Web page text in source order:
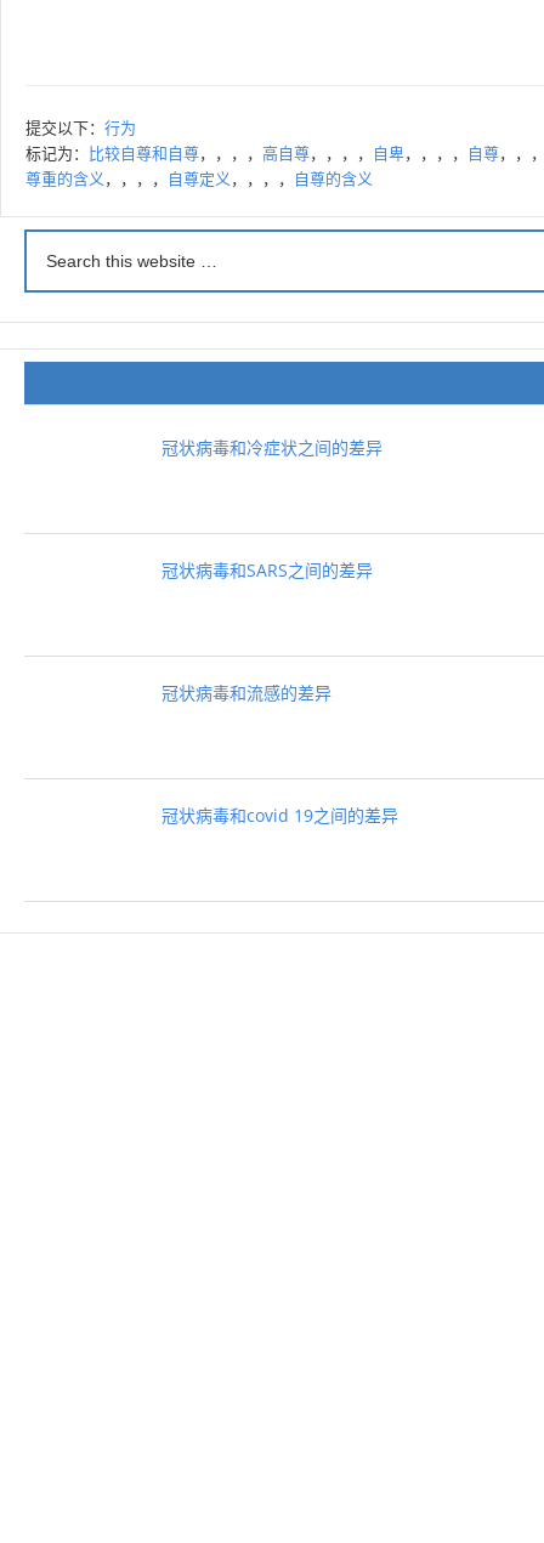
提交以下： 行为
标记为： 比较自尊和自尊，，，， 高自尊，，，， 自卑，，，， 自尊，，
尊重的含义，，，， 自尊定义，，，， 自尊的含义
冠状病毒和冷症状之间的差异
冠状病毒和SARS之间的差异
冠状病毒和流感的差异
冠状病毒和covid 19之间的差异